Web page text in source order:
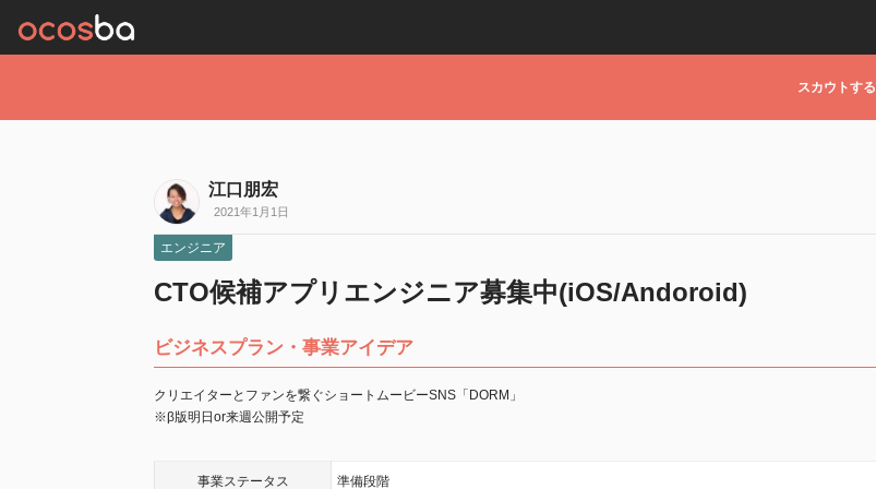
スカウトする
江口朋宏
2021年1月1日
エンジニア
CTO候補アプリエンジニア募集中(iOS/Andoroid)
ビジネスプラン・事業アイデア
クリエイターとファンを繋ぐショートムービーSNS「DORM」
※β版明日or来週公開予定
事業ステータス 準備段階